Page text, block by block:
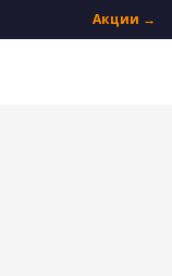
Акции →